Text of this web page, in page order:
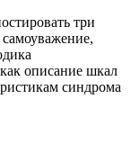
три
описание шкал
синдрома